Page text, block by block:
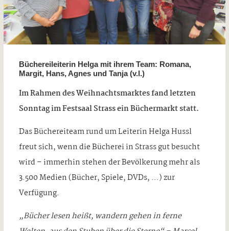
Büchereileiterin Helga mit ihrem Team: Romana,
Margit, Hans, Agnes und Tanja (v.l.)
Im Rahmen des Weihnachtsmarktes fand letzten
Sonntag im Festsaal Strass ein Büchermarkt statt.
Das Büchereiteam rund um Leiterin Helga Hussl
freut sich, wenn die Bücherei in Strass gut besucht
wird – immerhin stehen der Bevölkerung mehr als
3.500 Medien (Bücher, Spiele, DVDs, …) zur
Verfügung.
„Bücher lesen heißt, wandern gehen in ferne